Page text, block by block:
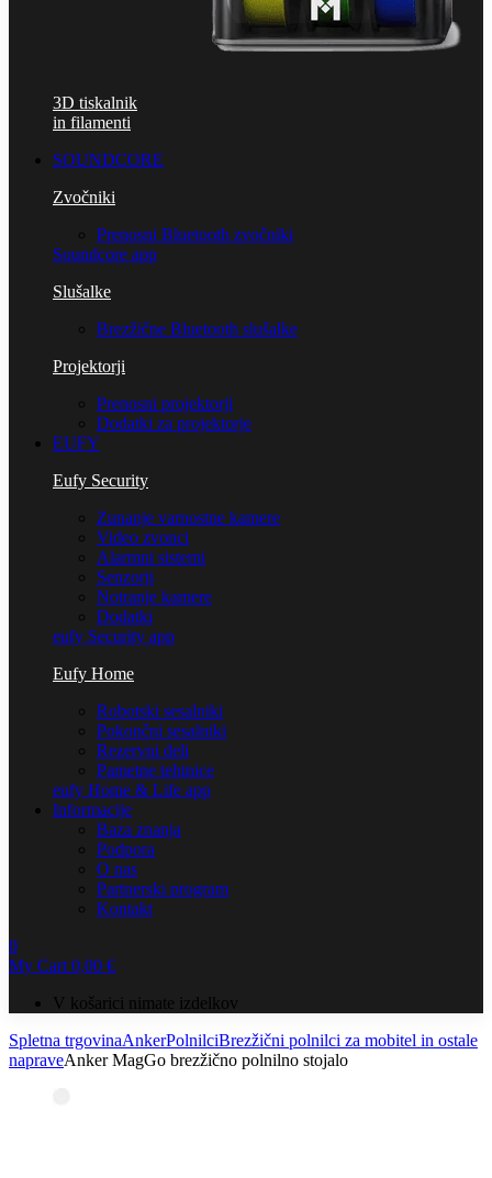
3D tiskalnik
in filamenti
SOUNDCORE
Zvočniki
Prenosni Bluetooth zvočniki
Soundcore app
Slušalke
Brezžične Bluetooth slušalke
Projektorji
Prenosni projektorji
Dodatki za projektorje
EUFY
Eufy Security
Zunanje varnostne kamere
Video zvonci
Alarmni sistemi
Senzorji
Notranje kamere
Dodatki
eufy Security app
Eufy Home
Robotski sesalniki
Pokončni sesalniki
Rezervni deli
Pametne tehtnice
eufy Home & Life app
Informacije
Baza znanja
Podpora
O nas
Partnerski program
Kontakt
0
My Cart0,00 €
V košarici nimate izdelkov
Spletna trgovinaAnkerPolnilciBrezžični polnilci za mobitel in ostale
napraveAnker MagGo brezžično polnilno stojalo